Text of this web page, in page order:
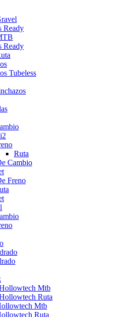
Ready
Ready
Tubeless
Ruta
Cambio
Freno
Mtb
Ruta
Mtb
Ruta